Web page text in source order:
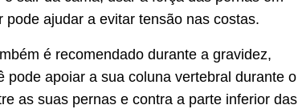
ajudar a evitar tensão nas costas.
é recomendado durante a gravidez,
apoiar a sua coluna vertebral durante o
as suas pernas e contra a parte inferior das